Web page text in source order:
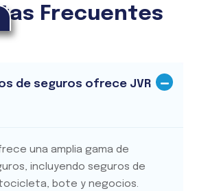
Frecuentes
de seguros ofrece JVR
una amplia gama de
incluyendo seguros de
bote y negocios.